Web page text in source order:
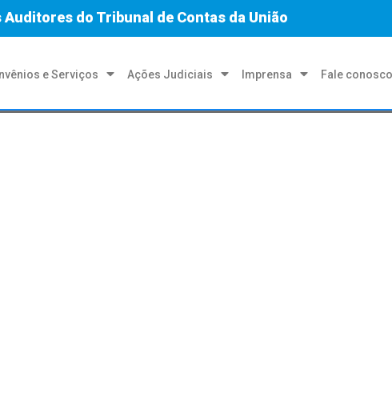
Auditores do Tribunal de Contas da União
e Serviços Ações Judiciais Imprensa Fale conosco